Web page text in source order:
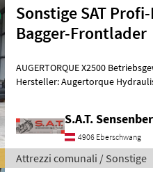
Sonstige SAT
Bagger-Frontlader
AUGERTORQUE X2500
Hersteller: Augertorque
S.A.T.
4906 Eberschwang
Attrezzi comunali / Sonstige